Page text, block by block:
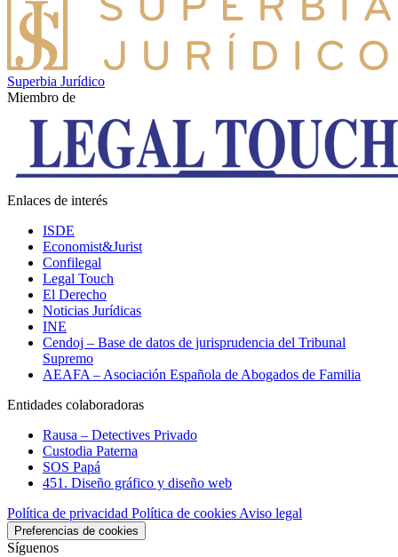
Superbia Jurídico
Miembro de
Enlaces de interés
ISDE
Economist&Jurist
Confilegal
Legal Touch
El Derecho
Noticias Jurídicas
INE
Cendoj – Base de datos de jurisprudencia del Tribunal
Supremo
AEAFA – Asociación Española de Abogados de Familia
Entidades colaboradoras
Rausa – Detectives Privado
Custodia Paterna
SOS Papá
451. Diseño gráfico y diseño web
Política de privacidad Política de cookiesAviso legal
Preferencias de cookies
Síguenos